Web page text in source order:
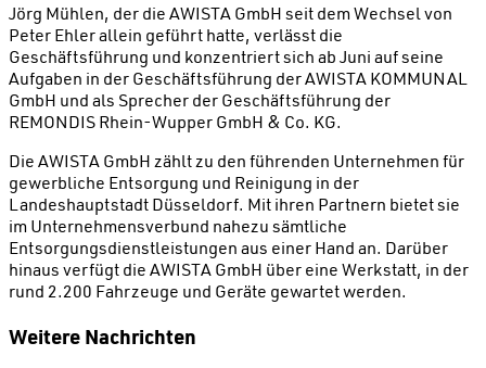
Jörg Mühlen, der die AWISTA GmbH seit dem Wechsel von
Peter Ehler allein geführt hatte, verlässt die
Geschäftsführung und konzentriert sich ab Juni auf seine
Aufgaben in der Geschäftsführung der AWISTA KOMMUNAL
GmbH und als Sprecher der Geschäftsführung der
REMONDIS Rhein-Wupper GmbH & Co. KG.
Die AWISTA GmbH zählt zu den führenden Unternehmen für
gewerbliche Entsorgung und Reinigung in der
Landeshauptstadt Düsseldorf. Mit ihren Partnern bietet sie
im Unternehmensverbund nahezu sämtliche
Entsorgungsdienstleistungen aus einer Hand an. Darüber
hinaus verfügt die AWISTA GmbH über eine Werkstatt, in der
rund 2.200 Fahrzeuge und Geräte gewartet werden.
Weitere Nachrichten